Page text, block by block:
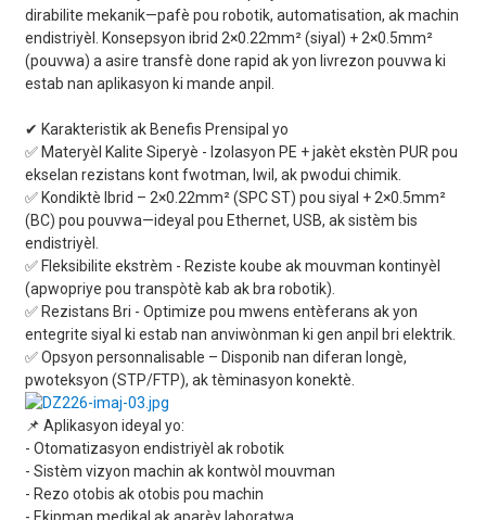
dirabilite mekanik—pafè pou robotik, automatisation, ak machin
endistriyèl. Konsepsyon ibrid 2×0.22mm² (siyal) + 2×0.5mm²
(pouvwa) a asire transfè done rapid ak yon livrezon pouvwa ki
estab nan aplikasyon ki mande anpil.
✔ Karakteristik ak Benefis Prensipal yo
✅ Materyèl Kalite Siperyè - Izolasyon PE + jakèt ekstèn PUR pou
ekselan rezistans kont fwotman, lwil, ak pwodui chimik.
✅ Kondiktè Ibrid – 2×0.22mm² (SPC ST) pou siyal + 2×0.5mm²
(BC) pou pouvwa—ideyal pou Ethernet, USB, ak sistèm bis
endistriyèl.
✅ Fleksibilite ekstrèm - Reziste koube ak mouvman kontinyèl
(apwopriye pou transpòtè kab ak bra robotik).
✅ Rezistans Bri - Optimize pou mwens entèferans ak yon
entegrite siyal ki estab nan anviwònman ki gen anpil bri elektrik.
✅ Opsyon personnalisable – Disponib nan diferan longè,
pwoteksyon (STP/FTP), ak tèminasyon konektè.
📌 Aplikasyon ideyal yo:
- Otomatizasyon endistriyèl ak robotik
- Sistèm vizyon machin ak kontwòl mouvman
- Rezo otobis ak otobis pou machin